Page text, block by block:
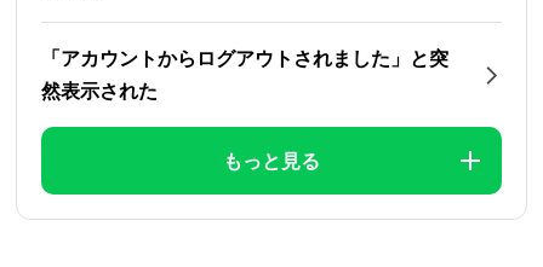
「アカウントからログアウトされました」と突
然表示された
もっと見る